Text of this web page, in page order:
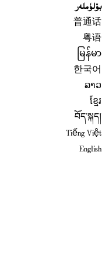
بۆلۈملەر
普通话
粤语
မြန်မာ
한국어
ລາວ
ខ្មែរ
བོད་སྐད།
Tiếng Việt
English